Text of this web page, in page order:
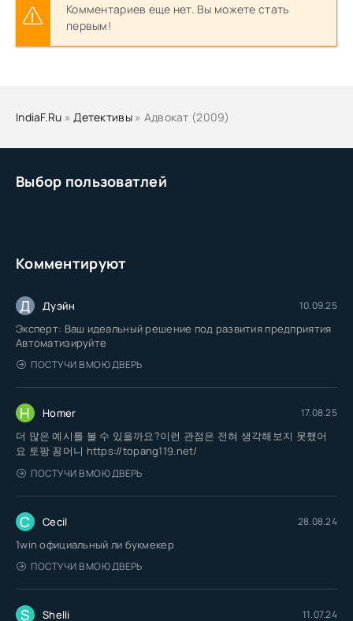
Выбор пользоватлей
Комментируют
Д Дуэйн 10.09.25
Эксперт: Ваш идеальный решение под развития предприятия
Автоматизируйте
ПОСТУЧИ В МОЮ ДВЕРЬ
H Homer 17.08.25
더 많은 예시를 볼 수 있을까요?이런 관점은 전혀 생각해보지 못했어
요 토팡 꽁머니 https://topang119.net/
ПОСТУЧИ В МОЮ ДВЕРЬ
C Cecil 28.08.24
1win официальный ли букмекер
ПОСТУЧИ В МОЮ ДВЕРЬ
S Shelli 11.07.24
Комментариев еще нет. Вы можете стать
первым!
IndiaF.Ru » Детективы» Адвокат (2009)